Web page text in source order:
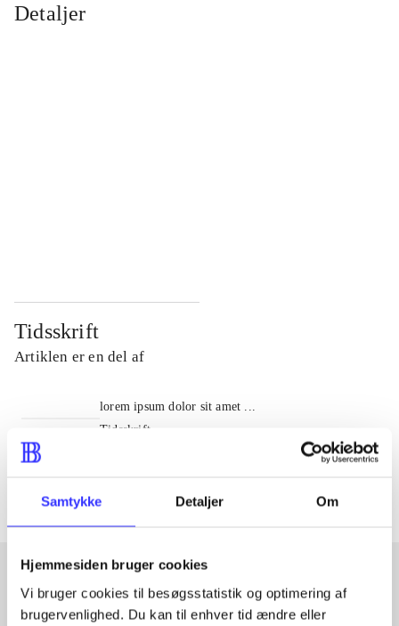
Samtykke Detaljer Om
Hjemmesiden bruger cookies
Vi bruger cookies til besøgsstatistik og optimering af
brugervenlighed. Du kan til enhver tid ændre eller
Detaljer
Tidsskrift
Artiklen er en del af
lorem ipsum dolor sit amet ...
Tidsskrift
Artiklerne i
Artikler med samme emner